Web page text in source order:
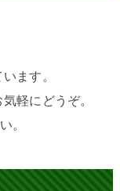
ます。
軽にどうぞ。
。